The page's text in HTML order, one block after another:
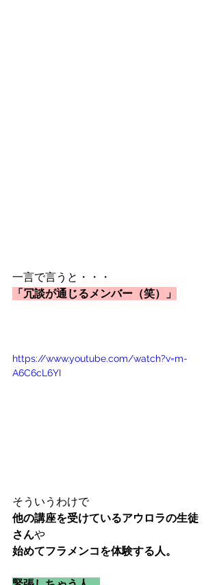
一言で言うと・・・
「冗談が通じるメンバー（笑）」
https://www.youtube.com/watch?v=m-
A6C6cL6YI
そういうわけで
他の講座を受けているアウロラの生徒
さんや
始めてフラメンコを体験する人。